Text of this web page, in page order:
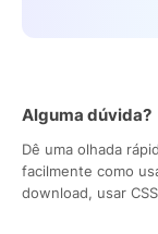
Alguma dúvida?
Dê uma olhada
facilmente como
download, usar